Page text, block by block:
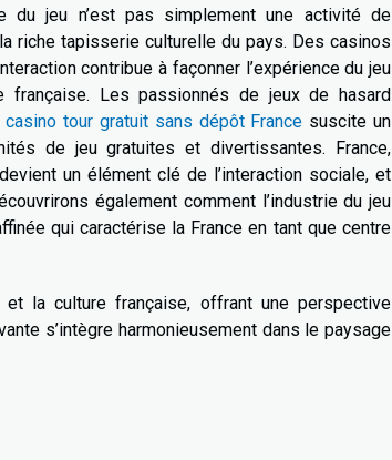
du jeu n’est pas simplement une activité de
riche tapisserie culturelle du pays. Des casinos
contribue à façonner l’expérience du jeu
française. Les passionnés de jeux de hasard
casino tour gratuit sans dépôt France suscite un
de jeu gratuites et divertissantes. France,
un élément clé de l’interaction sociale, et
également comment l’industrie du jeu
qui caractérise la France en tant que centre
la culture française, offrant une perspective
s’intègre harmonieusement dans le paysage